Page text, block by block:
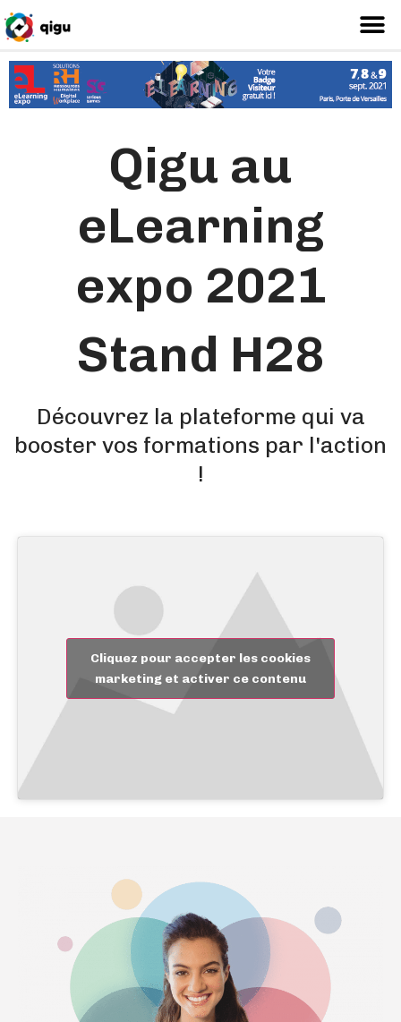
Qigu au
eLearning
expo 2021
Stand H28
Découvrez la plateforme qui va
booster vos formations par l'action
!
Cliquez pour accepter les cookies
marketing et activer ce contenu